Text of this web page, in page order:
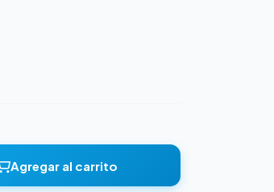
Agregar al carrito